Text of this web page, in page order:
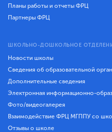
Планы работы и отчеты ФРЦ
Партнеры ФРЦ
ШКОЛЬНО-ДОШКОЛЬНОЕ
Новости школы
Сведения об образовательной
Дополнительные сведения
Электронная информационно-
Фото/видеогалерея
Взаимодействие ФРЦ МГППУ со
Отзывы о школе